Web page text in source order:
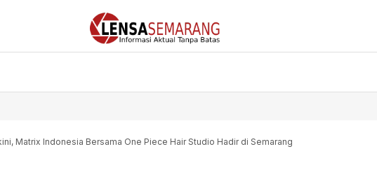
Matrix Indonesia Bersama One Piece Hair Studio Hadir di Semarang